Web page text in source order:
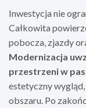
Inwestycja nie
Całkowita
pobocza, zjazdy
Modernizacja
przestrzeni w
estetyczny
obszaru. Po